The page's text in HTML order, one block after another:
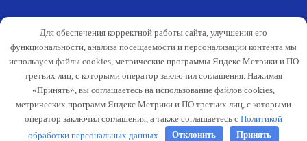
Гарантия и обслуживание
Публичная оферта
данных
Способы оплаты
Согласование деятельности
Для обеспечения корректной работы сайта, улучшения его
функциональности, анализа посещаемости и персонализации контента мы
используем файлы cookies, метрические программы Яндекс.Метрики и ПО
третьих лиц, с которыми оператор заключил соглашения. Нажимая
«Принять», вы соглашаетесь на использование файлов cookies,
метрических программ Яндекс.Метрики и ПО третьих лиц, с которыми
оператор заключил соглашения, а также соглашаетесь с Политикой
обработки персональных данных.
Отклонить Принять